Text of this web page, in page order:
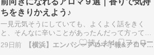
いただきました✨今回は創刊25周年記念の特別企
画。仲良し…
ちをきりかえよう♪
一見元気そうにしていても、よくよく話をきく
と、そんなに辛いことがあったんだって方って本
当に多いです。 やはり、生きていて、「なにもな
い人、今、そして今まで辛いことがなかった人を
29日前 【横浜】エンパシーアロマ予報&アロマ講座